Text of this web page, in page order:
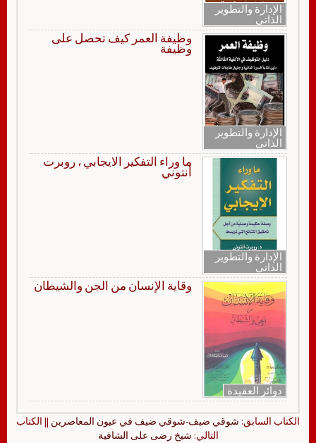
الإدارة والتطوير
الذاتي
الإدارة والتطوير
الذاتي
وظيفة العمر كيف تحصل على
وظيفة
الإدارة والتطوير
الذاتي
ما وراء التفكير الايجابي ، روبرت
أنتوني
دوائر العقيدة
وقاية الإنسان من الجن والشيطان
الكتاب السابق: شوقي ضيف-شوقي ضيف في عيون المعاصرين || الكتاب
التالي: شيخ رضى على الشافية